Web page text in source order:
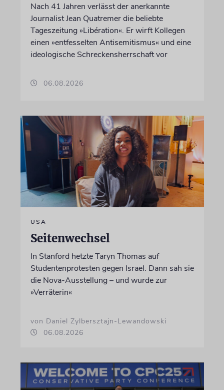
Nach 41 Jahren verlässt der anerkannte
Journalist Jean Quatremer die beliebte
Tageszeitung »Libération«. Er wirft Kollegen
einen »entfesselten Antisemitismus« und eine
ideologische Schreckensherrschaft vor
06.08.2026
USA
Seitenwechsel
In Stanford hetzte Taryn Thomas auf
Studentenprotesten gegen Israel. Dann sah sie
die Nova-Ausstellung – und wurde zur
»Verräterin«
von Daniel Zylbersztajn-Lewandowski
06.08.2026